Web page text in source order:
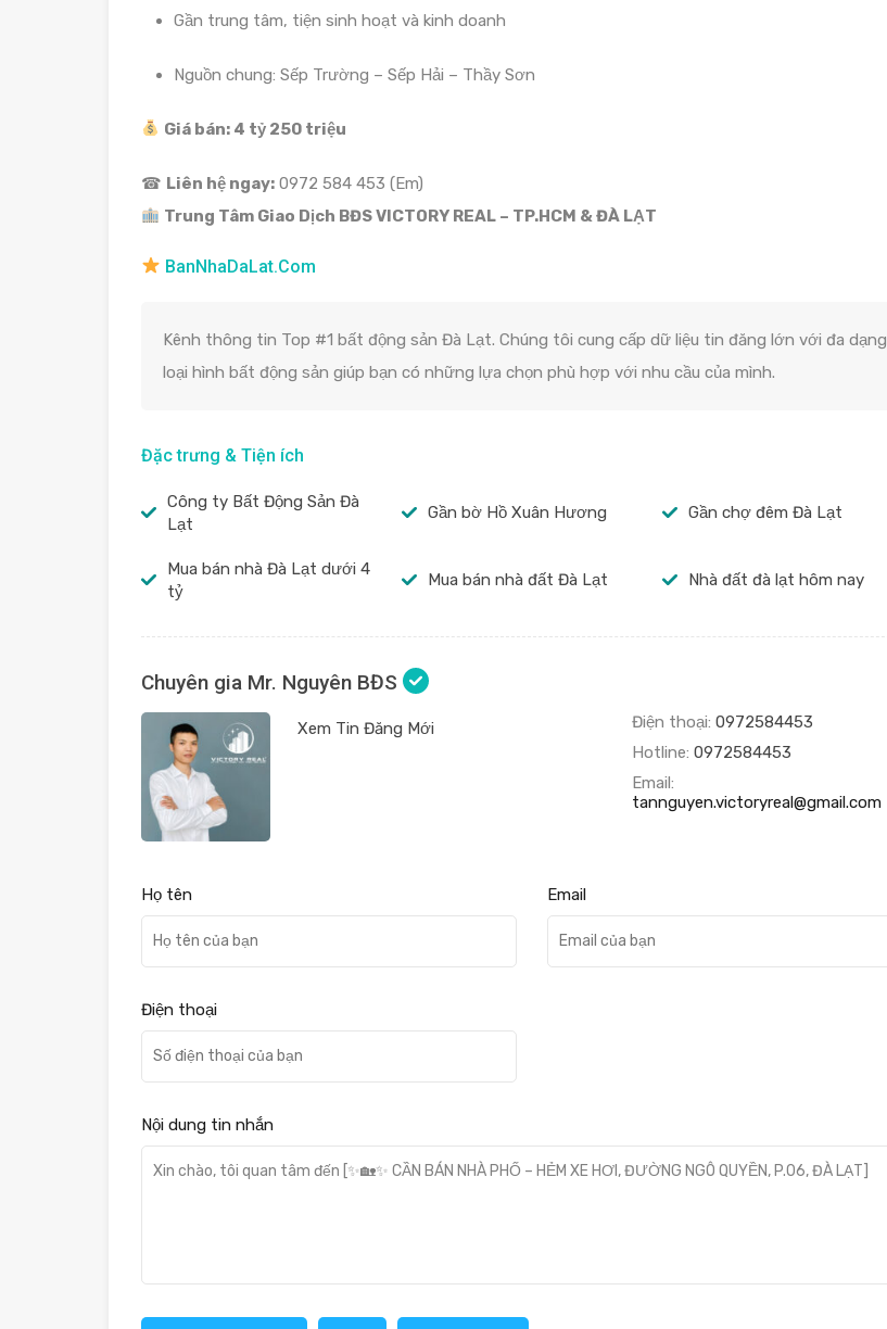
Gần trung tâm, tiện sinh hoạt và kinh doanh
Nguồn chung: Sếp Trường – Sếp Hải – Thầy Sơn
Giá bán: 4 tỷ 250 triệu
☎ Liên hệ ngay: 0972 584 453 (Em)
Trung Tâm Giao Dịch BĐS VICTORY REAL – TP.HCM & ĐÀ LẠT
BanNhaDaLat.Com
Kênh thông tin Top #1 bất động sản Đà Lạt. Chúng tôi cung cấp dữ liệu tin đăng lớn với đa dạng
loại hình bất động sản giúp bạn có những lựa chọn phù hợp với nhu cầu của mình.
Đặc trưng & Tiện ích
Công ty Bất Động Sản Đà
Lạt
Gần bờ Hồ Xuân Hương Gần chợ đêm Đà Lạt
Mua bán nhà Đà Lạt dưới 4
tỷ
Mua bán nhà đất Đà Lạt Nhà đất đà lạt hôm nay
Chuyên gia Mr. Nguyên BĐS
Xem Tin Đăng Mới Điện thoại: 0972584453
Hotline: 0972584453
Email:
tannguyen.victoryreal@gmail.com
Họ tên Email
Điện thoại
Nội dung tin nhắn